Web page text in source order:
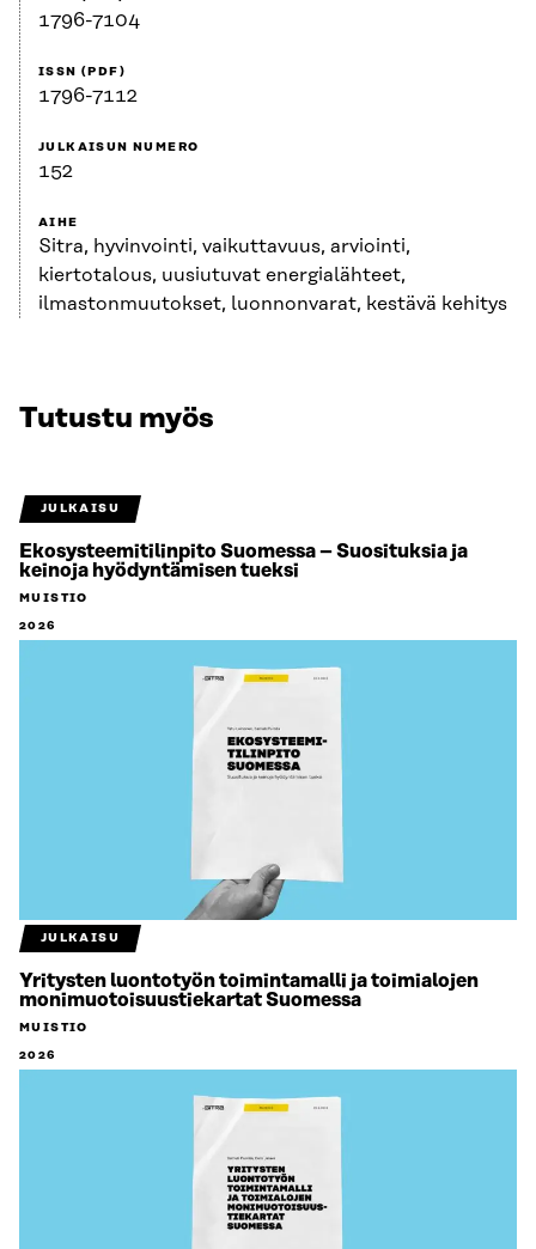
1796-7104
ISSN (PDF)
1796-7112
JULKAISUN NUMERO
152
AIHE
Sitra, hyvinvointi, vaikuttavuus, arviointi,
kiertotalous, uusiutuvat energialähteet,
ilmastonmuutokset, luonnonvarat, kestävä kehitys
Tutustu myös
JULKAISU
Ekosysteemitilinpito Suomessa – Suosituksia ja
keinoja hyödyntämisen tueksi
MUISTIO
2026
JULKAISU
Yritysten luontotyön toimintamalli ja toimialojen
monimuotoisuustiekartat Suomessa
MUISTIO
2026